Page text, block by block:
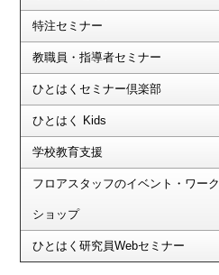
特注セミナー
教職員・指導者セミナー
ひとはくセミナー倶楽部
ひとはく Kids
学校教育支援
フロアスタッフのイベント・ワーク
ショップ
ひとはく研究員Webセミナー